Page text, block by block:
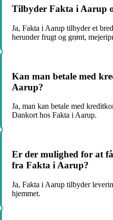
Tilbyder Fakta i Aarup
Ja, Fakta i Aarup tilbyder et
herunder frugt og grønt,
Kan man betale med
Aarup?
Ja, man kan betale med
Dankort hos Fakta i Aarup.
Er der mulighed for at
fra Fakta i Aarup?
Ja, Fakta i Aarup tilbyder
hjemmet.